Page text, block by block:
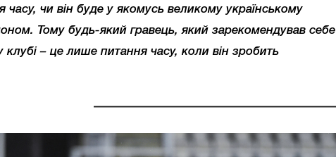
чи він буде у якомусь великому українському
Тому будь-який гравець, який зарекомендував себе
– це лише питання часу, коли він зробить